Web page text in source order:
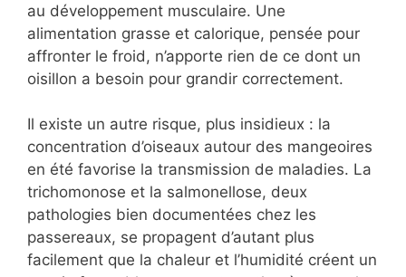
au développement musculaire. Une
alimentation grasse et calorique, pensée pour
affronter le froid, n’apporte rien de ce dont un
oisillon a besoin pour grandir correctement.
Il existe un autre risque, plus insidieux : la
concentration d’oiseaux autour des mangeoires
en été favorise la transmission de maladies. La
trichomonose et la salmonellose, deux
pathologies bien documentées chez les
passereaux, se propagent d’autant plus
facilement que la chaleur et l’humidité créent un